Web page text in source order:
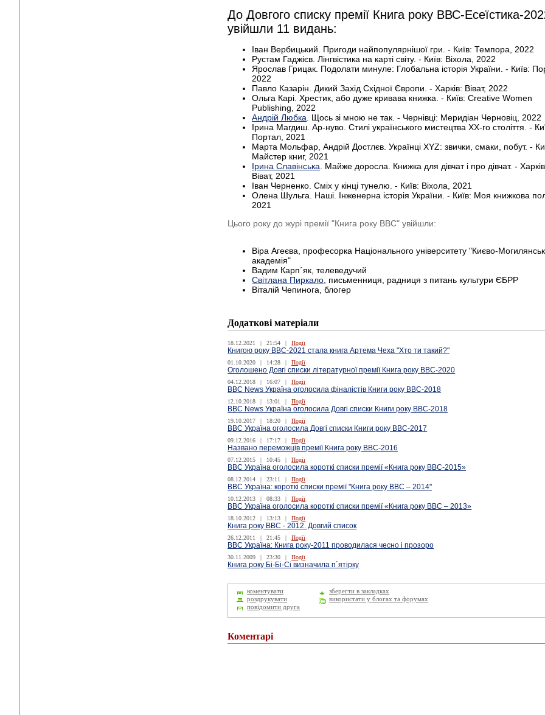
До Довгого списку премії Книга року ВВС-Есеїстика-
увійшли 11 видань:
Іван Вербицький. Пригоди найпопулярнішої гри. - Київ: Темпора, 2022
Рустам Гаджієв. Лінгвістика на карті світу. - Київ: Віхола, 2022
Ярослав Грицак. Подолати минуле: Глобальна історія України. - Київ:
2022
Павло Казарін. Дикий Захід Східної Європи. - Харків: Віват, 2022
Ольга Карі. Хрестик, або дуже кривава книжка. - Київ: Creative Women
Publishing, 2022
Андрій Любка . Щось зі мною не так. - Чернівці: Меридіан Черновіц, 2022
Ірина Магдиш. Ар-нуво. Стилі українського мистецтва ХХ-го століття. -
Портал, 2021
Марта Мольфар, Андрій Достлєв. Українці XYZ: звички, смаки, побут. -
Майстер книг, 2021
Ірина Славінська . Майже доросла. Книжка для дівчат і про дівчат. -
Віват, 2021
Іван Черненко. Сміх у кінці тунелю. - Київ: Віхола, 2021
Олена Шульга. Наші. Інженерна історія України. - Київ: Моя книжкова
2021
Цього року до журі премії "Книга року ВВС" увійшли:
Віра Агеєва, професорка Національного університету "Києво-
академія"
Вадим Карп´як, телеведучий
Світлана Пиркало , письменниця, радниця з питань культури ЄБРР
Віталій Чепинога, блогер
Додаткові матеріали
18.12.2021 | 21:54 | Події
Книгою року ВВС-2021 стала книга Артема Чеха "Хто ти такий?"
01.10.2020 | 14:28 | Події
Оголошено Довгі списки літературної премії Книга року ВВС-2020
04.12.2018 | 16:07 | Події
ВВС News Україна оголосила фіналістів Книги року ВВС-2018
12.10.2018 | 13:01 | Події
ВВС News Україна оголоcила Довгі списки Книги року ВВС-2018
19.10.2017 | 18:20 | Події
ВВС Україна оголоcила Довгі списки Книги року ВВС-2017
09.12.2016 | 17:17 | Події
Названо переможців премії Книга року ВВС-2016
07.12.2015 | 10:45 | Події
ВВС Україна оголосила короткі списки премії «Книга року ВВС-2015»
08.12.2014 | 23:11 | Події
ВВС Україна: короткі списки премії "Книга року ВВС – 2014"
10.12.2013 | 08:33 | Події
ВВС Україна оголосила короткі списки премії «Книга року ВВС – 2013»
18.10.2012 | 13:13 | Події
Книга року ВВС - 2012. Довгий список
26.12.2011 | 21:45 | Події
ВВС Україна: Книга року-2011 проводилася чесно і прозоро
30.11.2009 | 23:30 | Події
Книга року Бі-Бі-Сі визначила п´ятірку
коментувати
зберегти в закладках
роздрукувати
використати у блогах та форумах
повідомити друга
Коментарі